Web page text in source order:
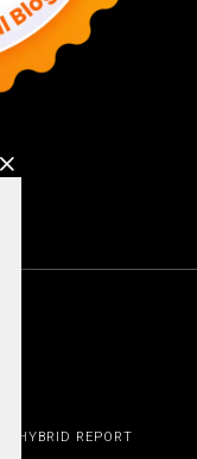
HYBRID REPORT